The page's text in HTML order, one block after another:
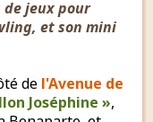
de jeux pour
et son mini
de l'Avenue de
Joséphine »,